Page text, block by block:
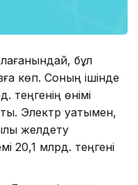
бұл
көп. Соның ішінде
теңгенің өнімі
Электр қуатымен,
желдету
20,1 млрд. теңгені